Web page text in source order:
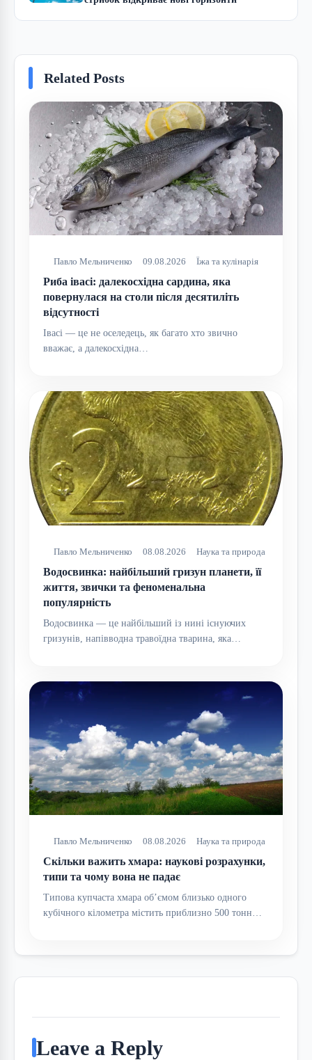
Related Posts
Павло Мельниченко 09.08.2026 Їжа та кулінарія
Риба івасі: далекосхідна сардина, яка
повернулася на столи після десятиліть
відсутності
Івасі — це не оселедець, як багато хто звично
вважає, а далекосхідна…
Павло Мельниченко 08.08.2026 Наука та природа
Водосвинка: найбільший гризун планети, її
життя, звички та феноменальна
популярність
Водосвинка — це найбільший із нині існуючих
гризунів, напівводна травоїдна тварина, яка…
Павло Мельниченко 08.08.2026 Наука та природа
Скільки важить хмара: наукові розрахунки,
типи та чому вона не падає
Типова купчаста хмара об’ємом близько одного
кубічного кілометра містить приблизно 500 тонн…
Leave a Reply